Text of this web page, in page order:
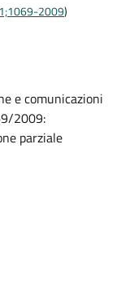
2009)
e comunicazioni
2009:
parziale